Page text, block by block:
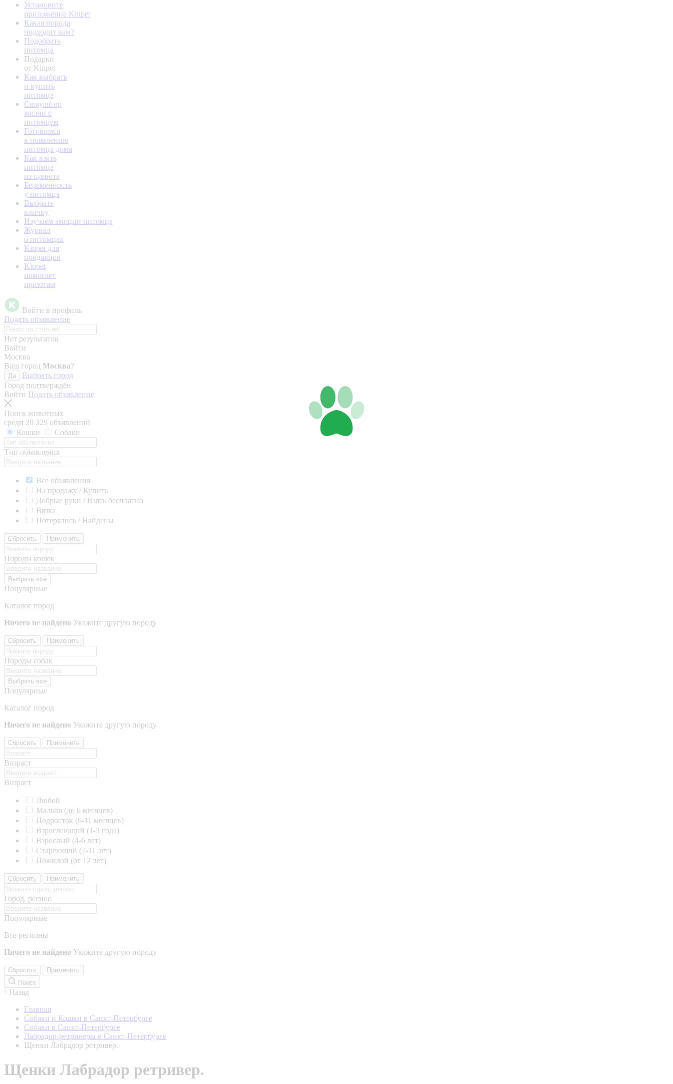
Установите
приложение Kinpet
Какая порода
подходит вам?
Подобрать
питомца
Подарки
от Kinpet
Как выбрать
и купить
питомца
Симулятор
жизни с
питомцем
Готовимся
к появлению
питомца дома
Как взять
питомца
из приюта
Беременность
у питомца
Выбрать
кличку
Изучаем эмоции питомца
Журнал
о питомцах
Kinpet для
продавцов
Kinpet
помогает
приютам
Войти в профиль
Подать объявление
Нет результатов
Войти
Москва
Ваш город Москва?
Да
Выбрать город
Город подтверждён
Войти Подать объявление
Поиск животных
среди 20 329 объявлений
Кошки
Собаки
Тип объявления
Все объявления
На продажу / Купить
Добрые руки / Взять бесплатно
Вязка
Потерялись / Найдены
Сбросить Применить
Породы кошек
Выбрать все
Популярные
Каталог пород
Ничего не найдено Укажите другую породу
Сбросить Применить
Породы собак
Выбрать все
Популярные
Каталог пород
Ничего не найдено Укажите другую породу
Сбросить Применить
Возраст
Возраст
Любой
Малыш (до 6 месяцев)
Подросток (6-11 месяцев)
Взрослеющий (1-3 года)
Взрослый (4-6 лет)
Стареющий (7-11 лет)
Пожилой (от 12 лет)
Сбросить Применить
Город, регион
Популярные
Все регионы
Ничего не найдено Укажите другую породу
Сбросить
Применить
Поиск
Назад
Главная
Собаки и Кошки в Санкт-Петербурге
Собаки в Санкт-Петербурге
Лабрадор-ретриверы в Санкт-Петербурге
Щенки Лабрадор ретривер.
Щенки Лабрадор ретривер.